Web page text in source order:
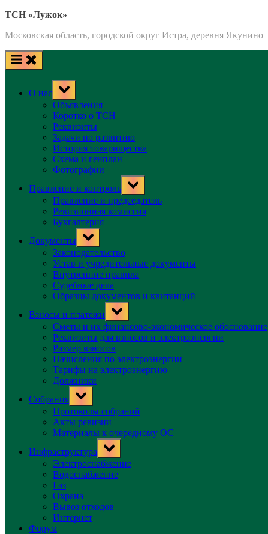
Skip
content
ТСН «Лужок»
Московская область, городской округ Истра, деревня Якунино
О нас
Toggle
sub-
menu
Объявления
Коротко о ТСН
Реквизиты
Задачи по развитию
История товарищества
Схема и генплан
Фотографии
Правление и контроль
Toggle
sub-
menu
Правление и председатель
Ревизионная комиссия
Бухгалтерия
Документы
Toggle
sub-
menu
Законодательство
Устав и учредительные документы
Внутренние правила
Судебные дела
Образцы документов и квитанций
Взносы и платежи
Toggle
sub-
menu
Сметы и их финансово-экономическое обоснование
Реквизиты для взносов и электроэнергии
Размер взносов
Начисления по электроэнергии
Тарифы на электроэнергию
Должники
Собрания
Toggle
sub-
menu
Протоколы собраний
Акты ревизии
Материалы к очередному ОС
Инфраструктура
Toggle
sub-
menu
Электроснабжение
Водоснабжение
Газ
Охрана
Вывоз отходов
Интернет
Форум